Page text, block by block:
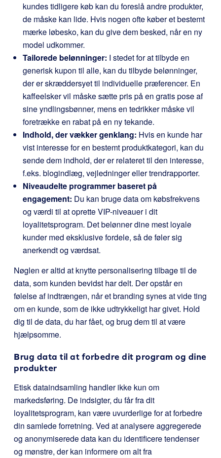
kundes tidligere køb kan du foreslå andre produkter,
de måske kan lide. Hvis nogen ofte køber et bestemt
mærke løbesko, kan du give dem besked, når en ny
model udkommer.
Tailorede belønninger: I stedet for at tilbyde en
generisk kupon til alle, kan du tilbyde belønninger,
der er skræddersyet til individuelle præferencer. En
kaffeelsker vil måske sætte pris på en gratis pose af
sine yndlingsbønner, mens en tedrikker måske vil
foretrække en rabat på en ny tekande.
Indhold, der vækker genklang: Hvis en kunde har
vist interesse for en bestemt produktkategori, kan du
sende dem indhold, der er relateret til den interesse,
f.eks. blogindlæg, vejledninger eller trendrapporter.
Niveaudelte programmer baseret på
engagement: Du kan bruge data om købsfrekvens
og værdi til at oprette VIP-niveauer i dit
loyalitetsprogram. Det belønner dine mest loyale
kunder med eksklusive fordele, så de føler sig
anerkendt og værdsat.
Nøglen er altid at knytte personalisering tilbage til de
data, som kunden bevidst har delt. Der opstår en
følelse af indtrængen, når et branding synes at vide ting
om en kunde, som de ikke udtrykkeligt har givet. Hold
dig til de data, du har fået, og brug dem til at være
hjælpsomme.
Brug data til at forbedre dit program og dine
produkter
Etisk dataindsamling handler ikke kun om
markedsføring. De indsigter, du får fra dit
loyalitetsprogram, kan være uvurderlige for at forbedre
din samlede forretning. Ved at analysere aggregerede
og anonymiserede data kan du identificere tendenser
og mønstre, der kan informere om alt fra